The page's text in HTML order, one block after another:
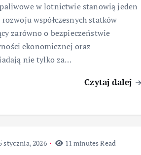
paliwowe w lotnictwie stanowią jeden
współczesnych statków
zarówno o bezpieczeństwie
ekonomicznej oraz
nie tylko za…
Czytaj dalej
stycznia, 2026 11 minutes Read